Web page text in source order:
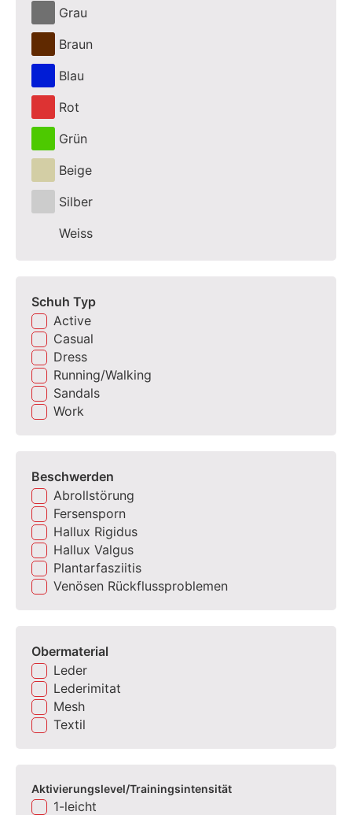
Grau
Braun
Blau
Rot
Grün
Beige
Silber
Weiss
Schuh Typ
Active
Casual
Dress
Running/Walking
Sandals
Work
Beschwerden
Abrollstörung
Fersensporn
Hallux Rigidus
Hallux Valgus
Plantarfasziitis
Venösen Rückflussproblemen
Obermaterial
Leder
Lederimitat
Mesh
Textil
Aktivierungslevel/Trainingsintensität
1-leicht